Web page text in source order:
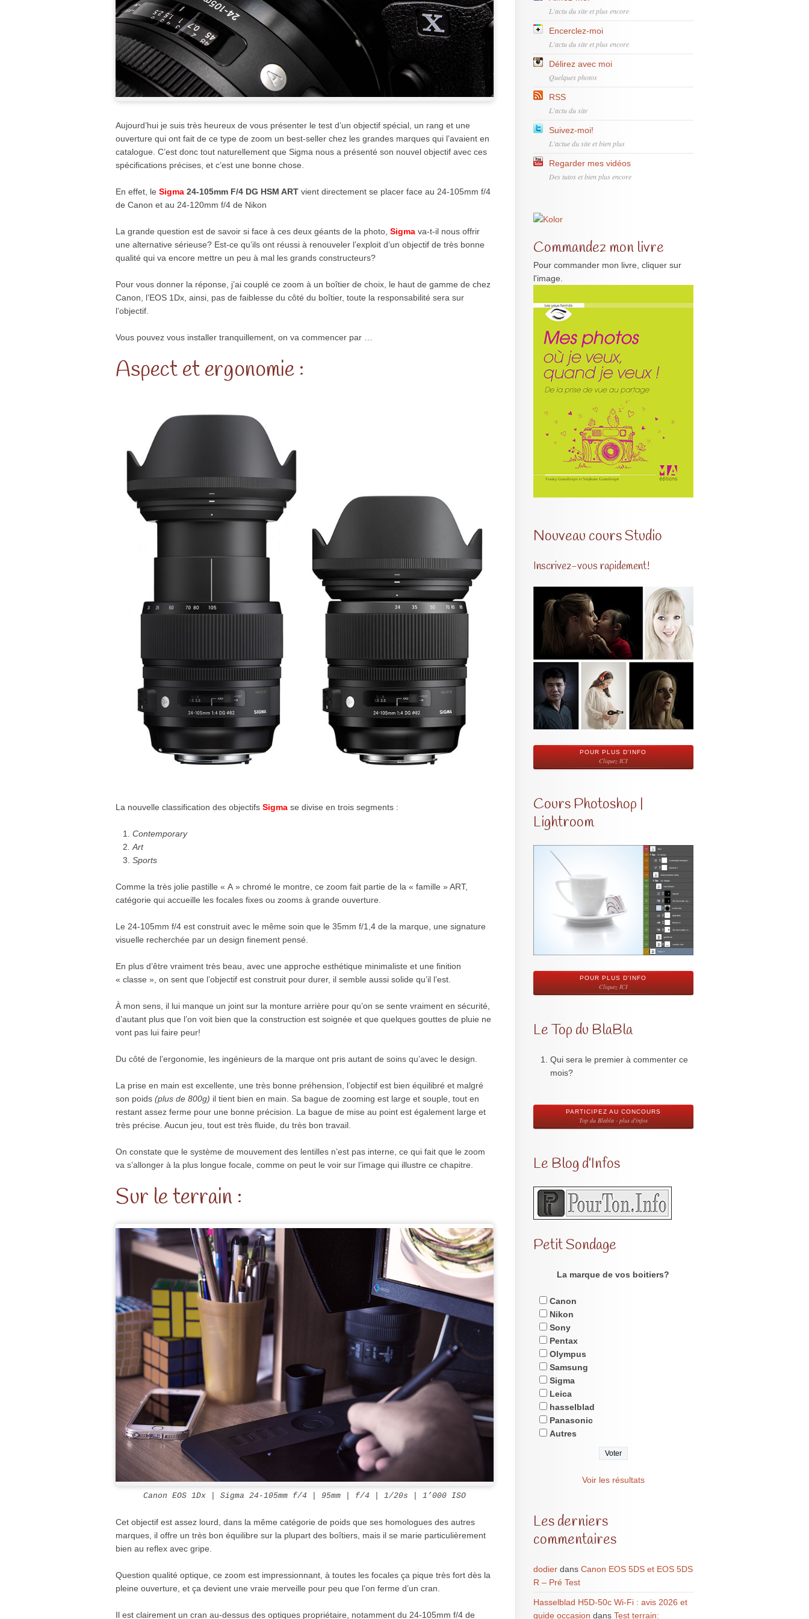
Aujourd’hui je suis très heureux de vous présenter le test d’un objectif spécial, un rang et une
ouverture qui ont fait de ce type de zoom un best-seller chez les grandes marques qui l’avaient en
catalogue. C’est donc tout naturellement que Sigma nous a présenté son nouvel objectif avec ces
spécifications précises, et c’est une bonne chose.
En effet, le Sigma 24-105mm F/4 DG HSM ART vient directement se placer face au 24-105mm f/4
de Canon et au 24-120mm f/4 de Nikon
La grande question est de savoir si face à ces deux géants de la photo, Sigma va-t-il nous offrir
une alternative sérieuse? Est-ce qu’ils ont réussi à renouveler l’exploit d’un objectif de très bonne
qualité qui va encore mettre un peu à mal les grands constructeurs?
Pour vous donner la réponse, j’ai couplé ce zoom à un boîtier de choix, le haut de gamme de chez
Canon, l’EOS 1Dx, ainsi, pas de faiblesse du côté du boîtier, toute la responsabilité sera sur
l’objectif.
Vous pouvez vous installer tranquillement, on va commencer par …
Aspect et ergonomie :
La nouvelle classification des objectifs Sigma se divise en trois segments :
Contemporary
Art
Sports
Comme la très jolie pastille « A » chromé le montre, ce zoom fait partie de la « famille » ART,
catégorie qui accueille les focales fixes ou zooms à grande ouverture.
Le 24-105mm f/4 est construit avec le même soin que le 35mm f/1,4 de la marque, une signature
visuelle recherchée par un design finement pensé.
En plus d’être vraiment très beau, avec une approche esthétique minimaliste et une finition
« classe », on sent que l’objectif est construit pour durer, il semble aussi solide qu’il l’est.
À mon sens, il lui manque un joint sur la monture arrière pour qu’on se sente vraiment en sécurité,
d’autant plus que l’on voit bien que la construction est soignée et que quelques gouttes de pluie ne
vont pas lui faire peur!
Du côté de l’ergonomie, les ingénieurs de la marque ont pris autant de soins qu’avec le design.
La prise en main est excellente, une très bonne préhension, l’objectif est bien équilibré et malgré
son poids (plus de 800g) il tient bien en main. Sa bague de zooming est large et souple, tout en
restant assez ferme pour une bonne précision. La bague de mise au point est également large et
très précise. Aucun jeu, tout est très fluide, du très bon travail.
On constate que le système de mouvement des lentilles n’est pas interne, ce qui fait que le zoom
va s’allonger à la plus longue focale, comme on peut le voir sur l’image qui illustre ce chapitre.
Sur le terrain :
Canon EOS 1Dx | Sigma 24-105mm f/4 | 95mm f/4 | 1/20s | 1’000 ISO
Cet objectif est assez lourd, dans la même catégorie de poids que ses homologues des autres
marques, il offre un très bon équilibre sur la plupart des boîtiers, mais il se marie particulièrement
bien au reflex avec gripe.
Question qualité optique, ce zoom est impressionnant, à toutes les focales ça pique très fort dès la
pleine ouverture, et ça devient une vraie merveille pour peu que l’on ferme d’un cran.
Il est clairement un cran au-dessus des optiques propriétaire, notamment du 24-105mm f/4 de
L'actu du site et plus encore
Encerclez-moi
L'actu du site et plus encore
Délirez avec moi
Quelques photos
RSS
L'actu du site
Suivez-moi!
L'actue du site et bien plus
Regarder mes vidéos
Des tutos et bien plus encore
Commandez mon livre
Pour commander mon livre, cliquer sur
l'image.
Nouveau cours Studio
Inscrivez-vous rapidement!
POUR PLUS D'INFO
Cliquez ICI
Cours Photoshop |
Lightroom
POUR PLUS D'INFO
Cliquez ICI
Le Top du BlaBla
Qui sera le premier à commenter ce
mois?
PARTICIPEZ AU CONCOURS
Top du Blabla - plus d'infos
Le Blog d’Infos
Petit Sondage
La marque de vos boitiers?
Canon
Nikon
Sony
Pentax
Olympus
Samsung
Sigma
Leica
hasselblad
Panasonic
Autres
Voir les résultats
Les derniers
commentaires
dodierdans Canon EOS 5DS et EOS 5DS
R – Pré Test
Hasselblad H5D-50c Wi-Fi : avis 2026 et
guide occasion dans Test terrain: